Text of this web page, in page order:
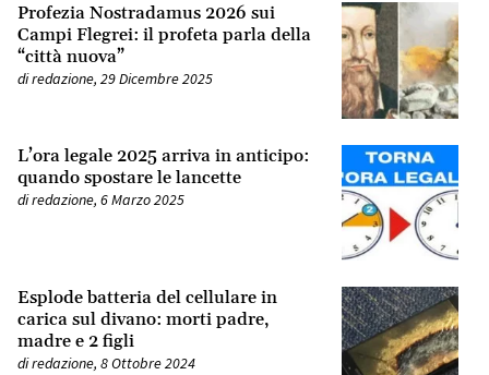
Profezia Nostradamus 2026 sui
Campi Flegrei: il profeta parla della
“città nuova”
diredazione, 29 Dicembre 2025
L’ora legale 2025 arriva in anticipo:
quando spostare le lancette
diredazione, 6 Marzo 2025
Esplode batteria del cellulare in
carica sul divano: morti padre,
madre e 2 figli
diredazione, 8 Ottobre 2024